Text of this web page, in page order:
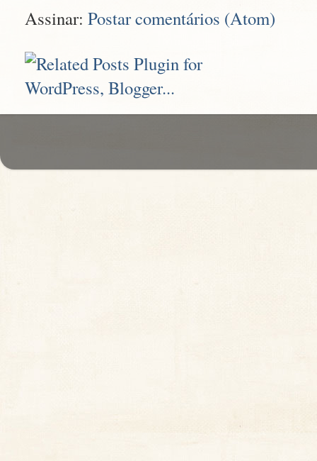
Assinar: Postar comentários (Atom)